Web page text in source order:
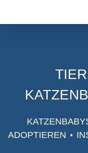
ADOPTIEREN ⋆